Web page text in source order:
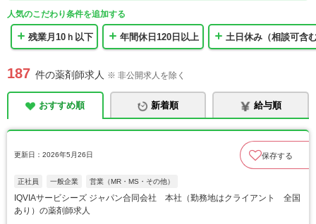
人気のこだわり条件を追加する
残業月10ｈ以下 年間休日120日以上 土日休み（相談可含
187 件の薬剤師求人 ※ 非公開求人を除く
おすすめ順 新着順 給与順
更新日：2026年5月26日 保存する
正社員 一般企業 営業（MR・MS・その他）
IQVIAサービシーズ ジャパン合同会社 本社（勤務地はクライアント 全国
あり）の薬剤師求人